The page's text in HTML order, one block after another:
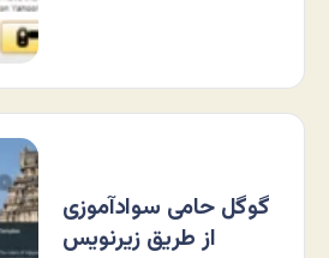
گوگل حامی سوادآموزی
از طریق زیرنویس